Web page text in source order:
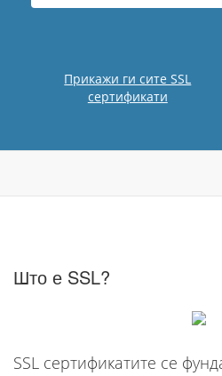
Прикажи ги сите SSL
сертификати
Што е SSL?
SSL сертификатите се